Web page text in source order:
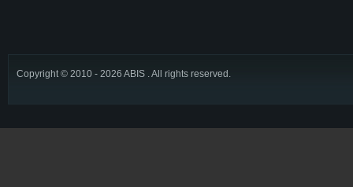
Copyright © 2010 - 2026 ABIS . All rights reserved.